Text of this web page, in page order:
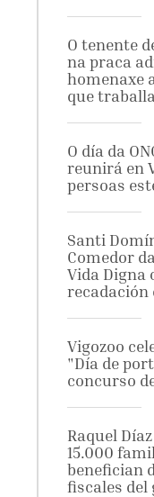
O tenente
na praca
homenaxe
que
O día da
reunirá en
persoas
Santi
Comedor
Vida Digna
recadación
Vigozoo
"Día de
concurso
Raquel
15.000
benefician
fiscales del